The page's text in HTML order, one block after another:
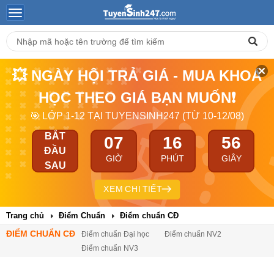
💥 NGÀY HỘI TRẢ GIÁ - MUA KHOÁ
HỌC THEO GIÁ BẠN MUỐN❗
🎯 LỚP 1-12 TẠI TUYENSINH247 (TỪ 10-12/08)
BẮT
ĐẦU
SAU
07
GIỜ
16
PHÚT
55
GIÂY
XEM CHI TIẾT
Trang chủ Điểm Chuẩn Điểm chuẩn CĐ
ĐIỂM CHUẨN CĐ Điểm chuẩn Đại học
Điểm chuẩn NV2
Điểm chuẩn NV3